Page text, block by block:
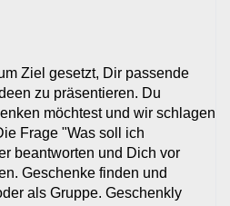
Ziel gesetzt, Dir passende
zu präsentieren. Du
möchtest und wir schlagen
Frage "Was soll ich
beantworten und Dich vor
Geschenke finden und
als Gruppe. Geschenkly